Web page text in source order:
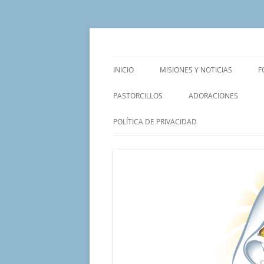
Saltar
INICIO MISIONES Y NOTICIAS
PASTORCILLOS ADORACIONES
POLÍTICA DE PRIVACIDAD